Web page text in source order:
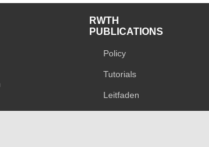
RWTH
PUBLICATIONS
Policy
Tutorials
Leitfaden